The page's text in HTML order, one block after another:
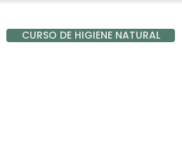
CURSO DE HIGIENE NATURAL